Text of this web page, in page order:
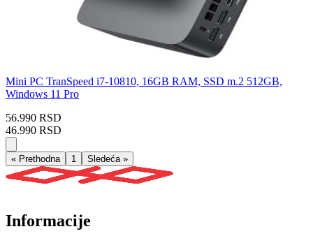
Mini PC TranSpeed i7-10810, 16GB RAM, SSD m.2 512GB,
Windows 11 Pro
56.990 RSD
46.990 RSD
« Prethodna 1 Sledeća »
Informacije